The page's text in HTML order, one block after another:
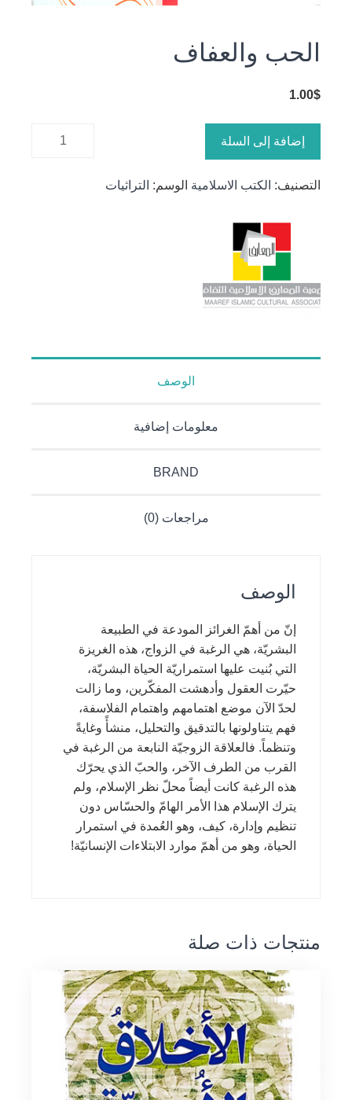
الحب والعفاف
1.00$
كمية الحب
إضافة إلى السلة
التصنيف: الكتب الاسلامية الوسم: التراثيات
الوصف
معلومات إضافية
BRAND
مراجعات (0)
الوصف
إنّ من أهمّ الغرائز المودعة في الطبيعة
البشريّة، هي الرغبة في الزواج، هذه الغريزة
التي بُنيت عليها استمراريّة الحياة البشريّة،
حيّرت العقول وأدهشت المفكّرين، وما زالت
لحدّ الآن موضع اهتمامهم واهتمام الفلاسفة،
فهم يتناولونها بالتدقيق والتحليل، منشأً وغايةً
وتنظماً. فالعلاقة الزوجيّة النابعة من الرغبة في
القرب من الطرف الآخر، والحبّ الذي يحرّك
هذه الرغبة كانت أيضاً محلّ نظر الإسلام، ولم
يترك الإسلام هذا الأمر الهامّ والحسّاس دون
تنظيم وإدارة، كيف، وهو العُمدة في استمرار
الحياة، وهو من أهمّ موارد الابتلاءات الإنسانيّة!
منتجات ذات صلة